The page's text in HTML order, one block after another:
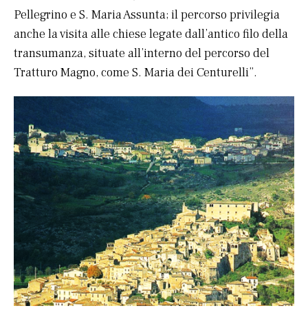
Pellegrino e S. Maria Assunta; il percorso privilegia
anche la visita alle chiese legate dall’antico filo della
transumanza, situate all’interno del percorso del
Tratturo Magno, come S. Maria dei Centurelli”.